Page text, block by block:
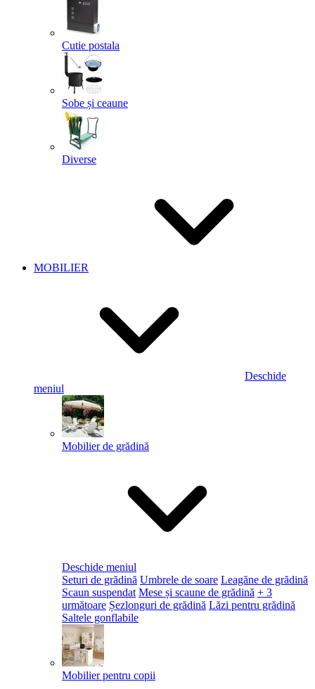
Cutie postala
Sobe și ceaune
Diverse
MOBILIER
Deschide
meniul
Mobilier de grădină
Deschide meniul
Seturi de grădină Umbrele de soare Leagăne de grădină
Scaun suspendat Mese și scaune de grădină + 3
următoare Șezlonguri de grădină Lăzi pentru grădină
Saltele gonflabile
Mobilier pentru copii